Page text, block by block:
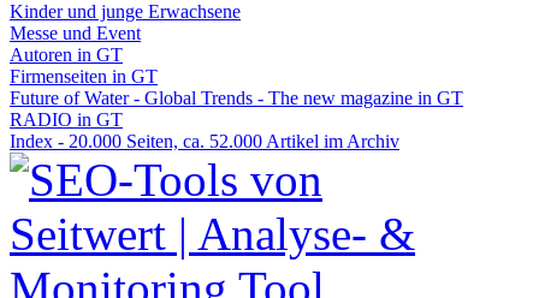
Kinder und junge Erwachsene
Messe und Event
Autoren in GT
Firmenseiten in GT
Future of Water - Global Trends - The new magazine in GT
RADIO in GT
Index - 20.000 Seiten, ca. 52.000 Artikel im Archiv